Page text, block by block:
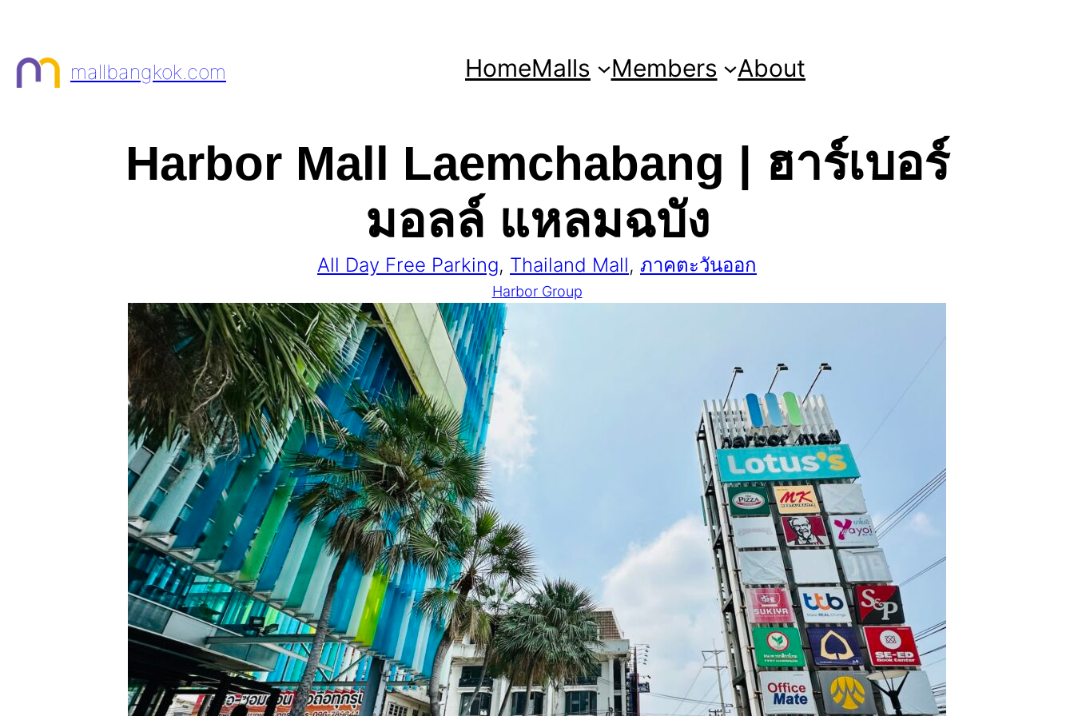
content
mallbangkok.com HomeMalls Members About
Harbor Mall Laemchabang | ฮาร์เบอร์
มอลล์ แหลมฉบัง
All Day Free Parking, Thailand Mall, ภาคตะวันออก
Harbor Group